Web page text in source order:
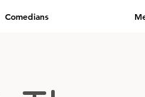
Comedians